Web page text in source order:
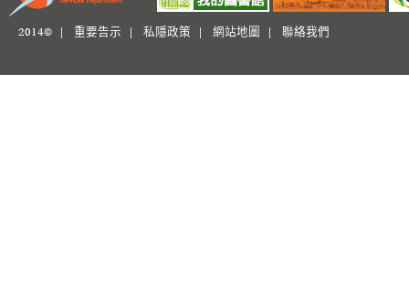
2014© | 重要告示 私隱政策 網站地圖 聯絡我們